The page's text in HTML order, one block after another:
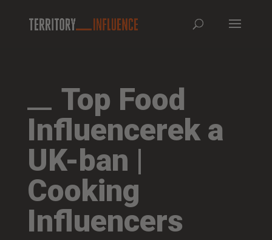
Top Food
Influencerek a
UK-ban |
Cooking
Influencers